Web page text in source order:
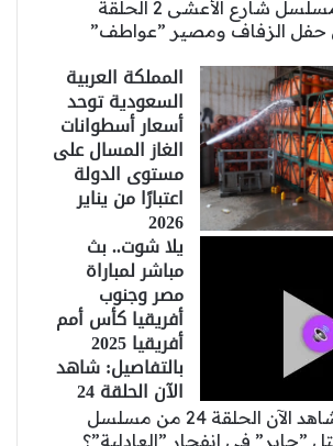
المملكة العربية
السعودية توحد
أسعار أسطوانات
الغاز المسال على
مستوى الدولة
اعتبارًا من يناير
2026
يلا شوت.. بث
مباشر لمباراة
مصر وجنوب
أفريقيا كأس أمم
أفريقيا 2025
بالتفاصيل: شاهد
الآن الحلقة 24